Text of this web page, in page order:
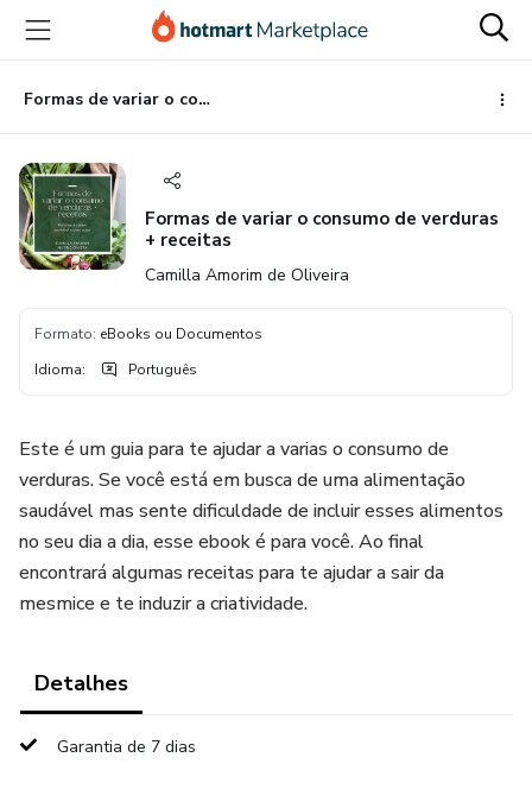
para
conteúdo
principal
para
pagamento
para
rodapé
Formas de variar o consumo de verduras + receitas
Formas de variar o consumo de verduras
+ receitas
Camilla Amorim de Oliveira
Formato: eBooks ou Documentos
Idioma: Português
Este é um guia para te ajudar a varias o consumo de
verduras. Se você está em busca de uma alimentação
saudável mas sente dificuldade de incluir esses alimentos
no seu dia a dia, esse ebook é para você. Ao final
encontrará algumas receitas para te ajudar a sair da
mesmice e te induzir a criatividade.
Detalhes
Garantia de 7 dias